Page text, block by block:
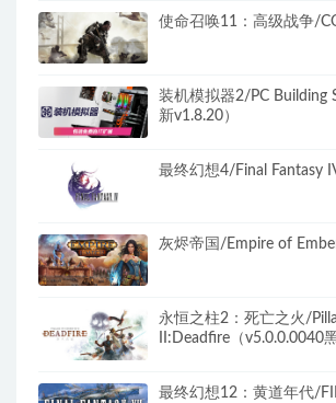
使命召唤11：高级战争/
装机模拟器2/PC Building
新v1.8.20）
最终幻想4/Final Fantasy
灰烬帝国/Empire of
永恒之柱2：死亡之火/
II:Deadfire（v5.0.0.0040
最终幻想12：黄道年代/